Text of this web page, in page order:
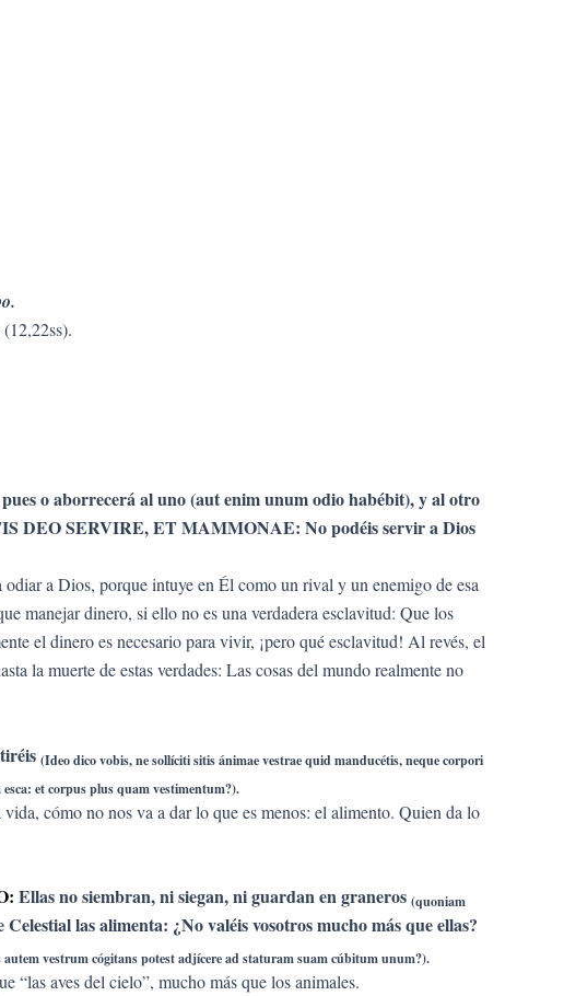
pues o aborrecerá al uno (aut enim unum odio habébit), y al otro
DEO SERVIRE, ET MAMMONAE: No podéis servir a Dios
a Dios, porque intuye en Él como un rival y un enemigo de esa
manejar dinero, si ello no es una verdadera esclavitud: Que los
el dinero es necesario para vivir, ¡pero qué esclavitud! Al revés, el
la muerte de estas verdades: Las cosas del mundo realmente no
(Ideo dico vobis, ne sollíciti sitis ánimae vestrae quid manducétis, neque corpori
et corpus plus quam vestimentum?).
cómo no nos va a dar lo que es menos: el alimento. Quien da lo
Ellas no siembran, ni siegan, ni guardan en graneros (quoniam
las alimenta: ¿No valéis vosotros mucho más que ellas?
autem vestrum cógitans potest adjícere ad staturam suam cúbitum unum?).
“las aves del cielo”, mucho más que los animales.